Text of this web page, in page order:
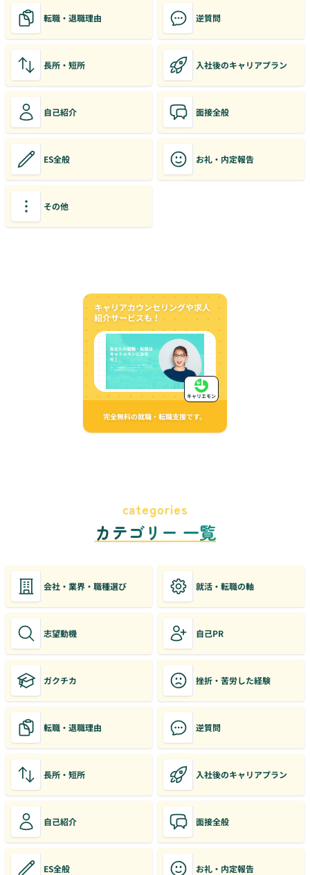
転職・退職理由 逆質問
長所・短所 入社後のキャリアプラン
自己紹介 面接全般
ES全般 お礼・内定報告
その他
キャリアカウンセリングや求人
紹介サービスも！
完全無料の就職・転職支援です。
キャリエモン
categories
カテゴリー 一覧
会社・業界・職種選び 就活・転職の軸
志望動機 自己PR
ガクチカ 挫折・苦労した経験
転職・退職理由 逆質問
長所・短所 入社後のキャリアプラン
自己紹介 面接全般
ES全般 お礼・内定報告